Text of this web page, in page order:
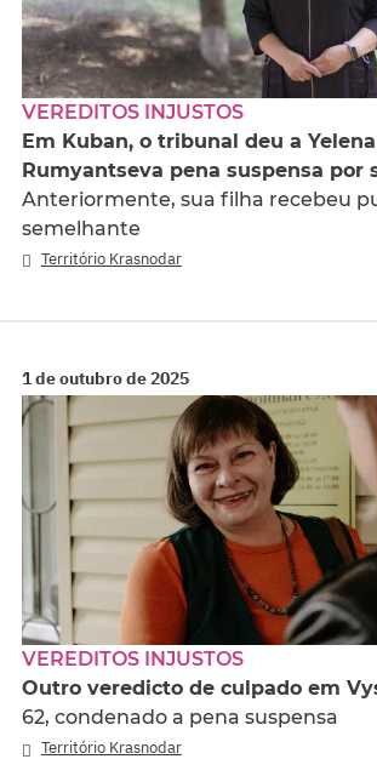
VEREDITOS INJUSTOS
Em Kuban, o tribunal deu a Yelena
Rumyantseva pena suspensa por
Anteriormente, sua filha recebeu
semelhante
Território Krasnodar
1 de outubro de 2025
VEREDITOS INJUSTOS
Outro veredicto de culpado em
62, condenado a pena suspensa
Território Krasnodar